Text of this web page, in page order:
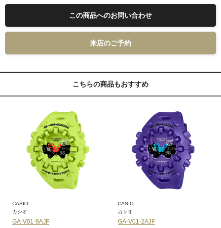
この商品へのお問い合わせ
来店のご予約
こちらの商品もおすすめ
CASIO
カシオ
GA-V01-9AJF
CASIO
カシオ
GA-V01-2AJF